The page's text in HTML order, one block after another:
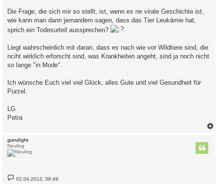
Die Frage, die sich mir so stellt, ist, wenn es ne virale Geschichte ist,
wie kann man dann jemandem sagen, dass das Tier Leukämie hat,
sprich ein Todesurteil aussprechen?
Liegt wahrscheinlich mit daran, dass es nach wie vor Wildtiere sind, die
nciht wirklich erforscht sind, was Krankheiten angeht, sind ja noch nicht
so lange "in Mode".
Ich wünsche Euch viel viel Glück, alles Gute und viel Gesundheit für
Purzel.
LG
Petra
gurulight
Neuling
B
e
02.04.2012, 08:49